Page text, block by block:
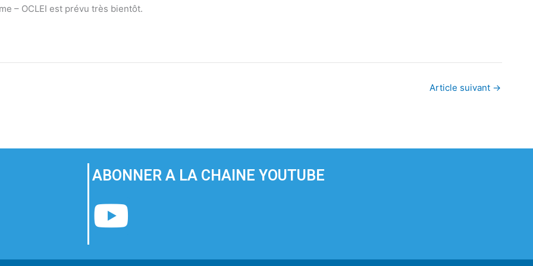
– OCLEI est prévu très bientôt.
Article suivant →
ABONNER A LA CHAINE YOUTUBE
Y